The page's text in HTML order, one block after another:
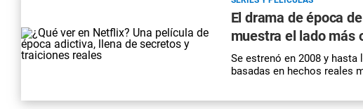
El drama de época
muestra el lado más
Se estrenó en 2008 y
basadas en hechos reales